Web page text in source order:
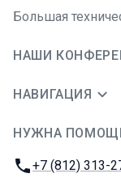
Большая
НАШИ
НАВИГАЦИЯ
НУЖНА
Телефон:
+7 (812) 313-